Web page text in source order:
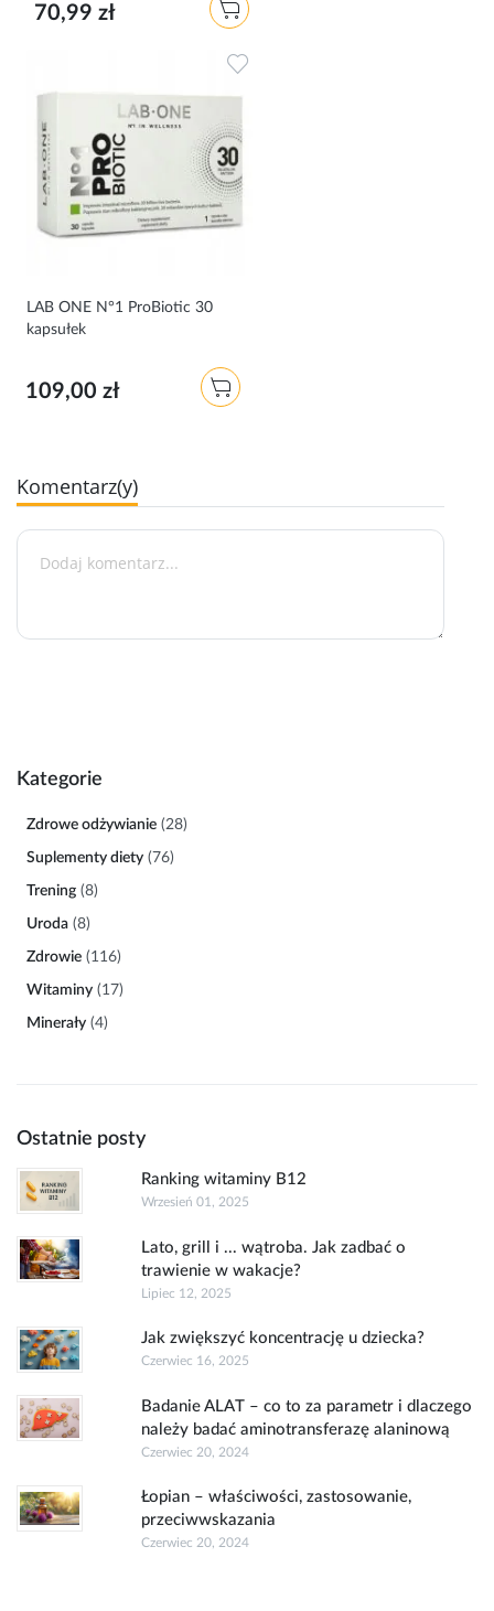
70,99 zł
LAB ONE N°1 ProBiotic 30
kapsułek
109,00 zł
Dodaj do ulubionych
Komentarz(y)
Kategorie
Zdrowe odżywianie (28)
Suplementy diety (76)
Trening (8)
Uroda (8)
Zdrowie (116)
Witaminy (17)
Minerały (4)
Ostatnie posty
Ranking witaminy B12
Wrzesień 01, 2025
Lato, grill i ... wątroba. Jak zadbać o
trawienie w wakacje?
Lipiec 12, 2025
Jak zwiększyć koncentrację u dziecka?
Czerwiec 16, 2025
Badanie ALAT – co to za parametr i dlaczego
należy badać aminotransferazę alaninową
Czerwiec 20, 2024
Łopian – właściwości, zastosowanie,
przeciwwskazania
Czerwiec 20, 2024